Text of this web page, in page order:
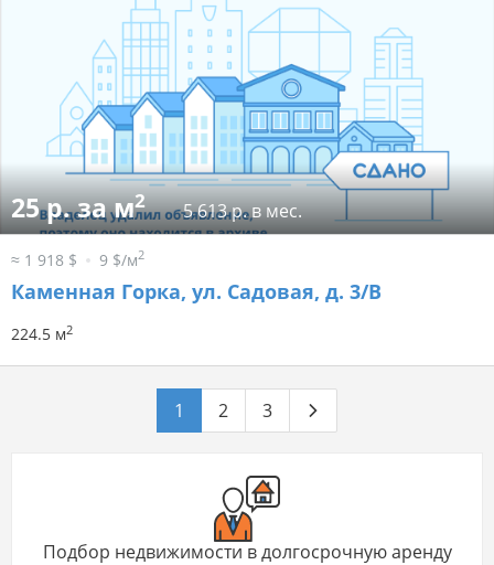
25 р. за м2 5 613 р. в мес.
≈ 1 918 $ 9 $/м2
Каменная Горка, ул. Садовая, д. 3/В
224.5 м2
1 2 3
Подбор недвижимости в долгосрочную аренду